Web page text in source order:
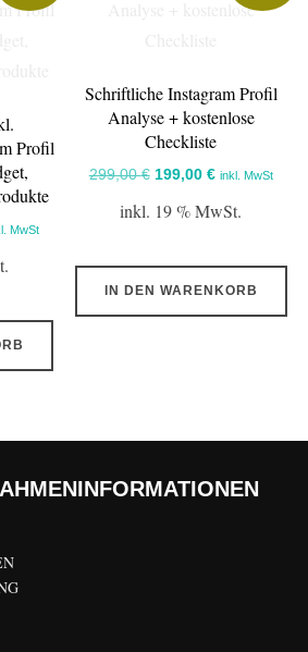
Profil
MwSt
Schriftliche Instagram Profil
Analyse + kostenlose
Checkliste
299,00€ Ursprünglicher
199,00 €Aktueller
inkl. MwSt
inkl. 19 % MwSt.
IN DEN WARENKORB